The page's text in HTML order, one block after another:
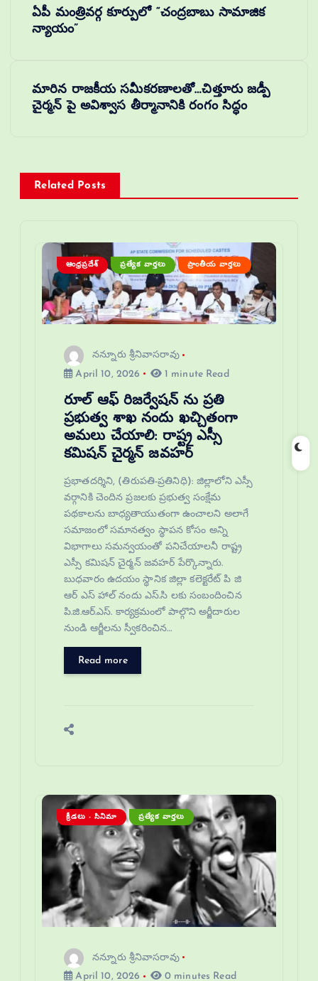
ఏపీ మంత్రివర్గ కూర్పులో “చంద్రబాబు సామాజిక
న్యాయం”
మారిన రాజకీయ సమీకరణాలతో…చిత్తూరు జడ్పీ
చైర్మన్ పై అవిశ్వాస తీర్మానానికి రంగం సిద్ధం
Related Posts
ఆంధ్రప్రదేశ్ ప్రత్యేక వార్తలు ప్రాంతీయ వార్తలు
నన్నూరు శ్రీనివాసరావు
April 10, 2026
1 minute Read
రూల్ ఆఫ్ రిజర్వేషన్ ను ప్రతి
ప్రభుత్వ శాఖ నందు ఖచ్చితంగా
అమలు చేయాలి: రాష్ట్ర ఎస్సీ
కమిషన్ చైర్మన్ జవహర్
ప్రభాతదర్శిని, (తిరుపతి-ప్రతినిధి): జిల్లాలోని ఎస్సీ
వర్గానికి చెందిన ప్రజలకు ప్రభుత్వ సంక్షేమ
పథకాలను బాధ్యతాయుతంగా ఉంచాలని అలాగే
సమాజంలో సమానత్వం స్థాపన కోసం అన్ని
విభాగాలు సమన్వయంతో పనిచేయాలనీ రాష్ట్ర
ఎస్సీ కమిషన్ చైర్మన్ జవహర్ పేర్కొన్నారు.
బుధవారం ఉదయం స్థానిక జిల్లా కలెక్టరేట్ పి జి
ఆర్ ఎస్ హాల్ నందు ఎస్.సి లకు సంబందించిన
పి.జి.ఆర్.ఎస్. కార్యక్రమంలో పాల్గొని అర్జీదారుల
నుండి ఆర్జీలను స్వీకరించిన…
Read more
క్రీడలు - సినిమా ప్రత్యేక వార్తలు
నన్నూరు శ్రీనివాసరావు
April 10, 2026
0 minutes Read